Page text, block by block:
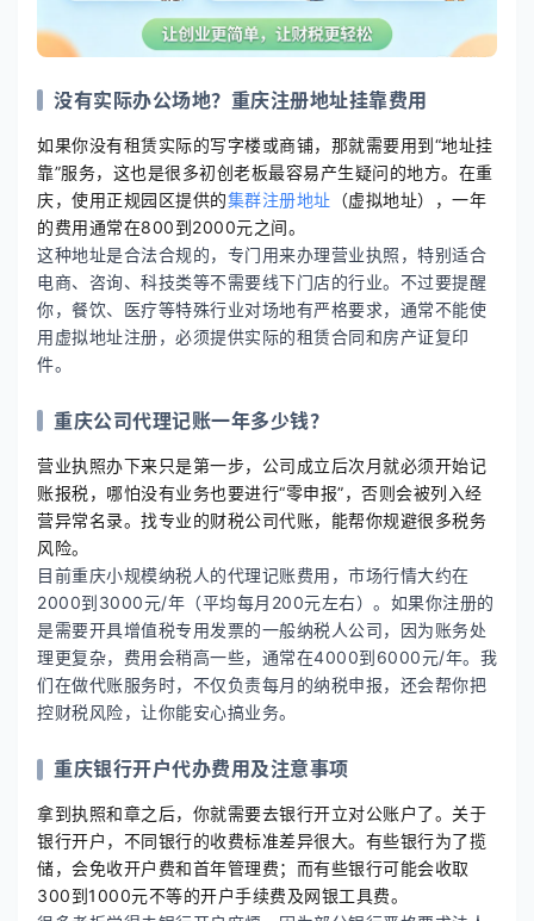
没有实际办公场地？重庆注册地址挂靠费用
如果你没有租赁实际的写字楼或商铺，那就需要用到“地址挂
靠”服务，这也是很多初创老板最容易产生疑问的地方。在重
庆，使用正规园区提供的集群注册地址 （虚拟地址），一年
的费用通常在800到2000元之间。
这种地址是合法合规的，专门用来办理营业执照，特别适合
电商、咨询、科技类等不需要线下门店的行业。不过要提醒
你，餐饮、医疗等特殊行业对场地有严格要求，通常不能使
用虚拟地址注册，必须提供实际的租赁合同和房产证复印
件。
重庆公司代理记账一年多少钱？
营业执照办下来只是第一步，公司成立后次月就必须开始记
账报税，哪怕没有业务也要进行“零申报”，否则会被列入经
营异常名录。找专业的财税公司代账，能帮你规避很多税务
风险。
目前重庆小规模纳税人的代理记账费用，市场行情大约在
2000到3000元/年（平均每月200元左右）。如果你注册的
是需要开具增值税专用发票的一般纳税人公司，因为账务处
理更复杂，费用会稍高一些，通常在4000到6000元/年。我
们在做代账服务时，不仅负责每月的纳税申报，还会帮你把
控财税风险，让你能安心搞业务。
重庆银行开户代办费用及注意事项
拿到执照和章之后，你就需要去银行开立对公账户了。关于
银行开户，不同银行的收费标准差异很大。有些银行为了揽
储，会免收开户费和首年管理费；而有些银行可能会收取
300到1000元不等的开户手续费及网银工具费。